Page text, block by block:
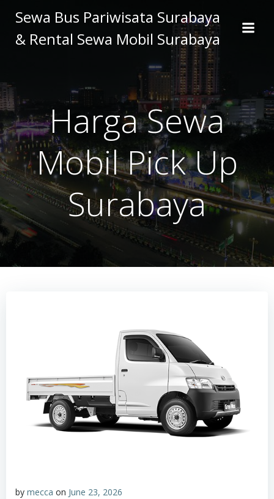
to
content
Sewa Bus Pariwisata Surabaya
& Rental Sewa Mobil Surabaya
Harga Sewa
Mobil Pick Up
Surabaya
by mecca on June 23, 2026